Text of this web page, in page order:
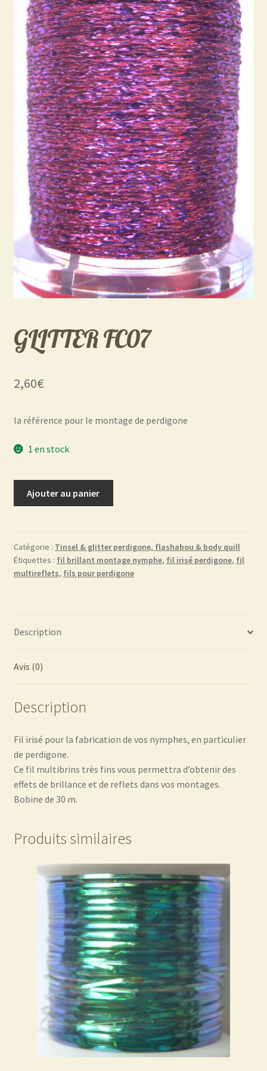
GLITTER FC07
2,60€
la référence pour le montage de perdigone
1 en stock
Ajouter au panier
Catégorie : Tinsel & glitter perdigone, flashabou & body quill
Étiquettes : fil brillant montage nymphe, fil irisé perdigone, fil
multireflets, fils pour perdigone
Description
Avis (0)
Description
Fil irisé pour la fabrication de vos nymphes, en particulier
de perdigone.
Ce fil multibrins très fins vous permettra d’obtenir des
effets de brillance et de reflets dans vos montages.
Bobine de 30 m.
Produits similaires